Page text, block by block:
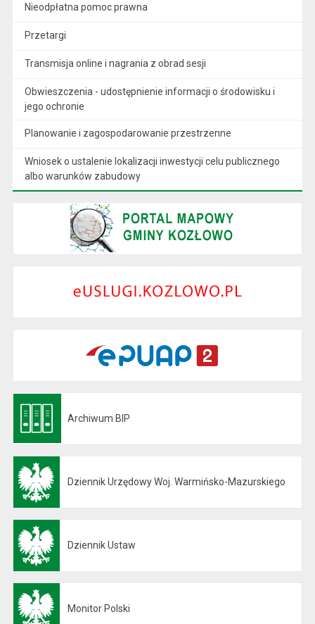
Nieodpłatna pomoc prawna
Przetargi
Transmisja online i nagrania z obrad sesji
Obwieszczenia - udostępnienie informacji o środowisku i
jego ochronie
Planowanie i zagospodarowanie przestrzenne
Wniosek o ustalenie lokalizacji inwestycji celu publicznego
albo warunków zabudowy
Archiwum BIP
Dziennik Urzędowy Woj. Warmińsko-Mazurskiego
Dziennik Ustaw
Monitor Polski